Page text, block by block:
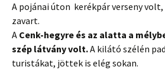
A pojánai úton kerékpár verseny
zavart.
A Cenk-hegyre és az alatta a
szép látvány volt.A kilátó szélén
turistákat, jöttek is elég sokan.